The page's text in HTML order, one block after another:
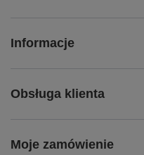
Informacje
Obsługa klienta
Moje zamówienie